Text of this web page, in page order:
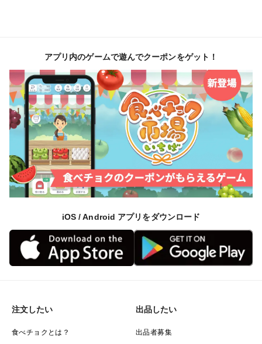
アプリ内のゲームで遊んでクーポンをゲット！
iOS / Android アプリをダウンロード
注文したい
食べチョクとは？
出品したい
出品者募集